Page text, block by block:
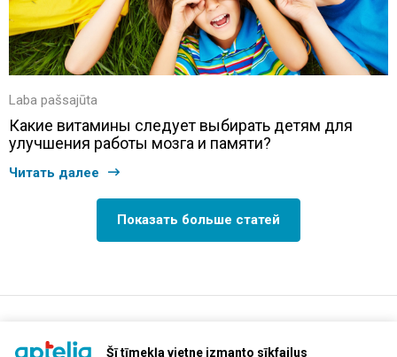
Šī tīmekļa vietne izmanto sīkfailus
Laba pašsajūta
Какие витамины следует выбирать детям для
улучшения работы мозга и памяти?
Читать далее
Показать больше статей